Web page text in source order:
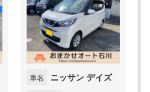
車名
ニッサン デイズ